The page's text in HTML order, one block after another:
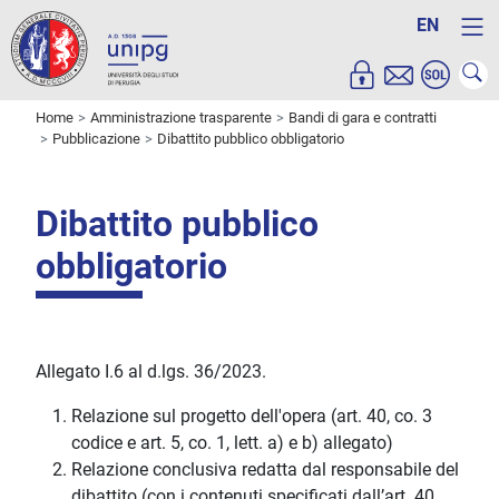
EN
Home Amministrazione trasparente
Bandi di gara e contratti
Pubblicazione
Dibattito pubblico obbligatorio
Dibattito pubblico
obbligatorio
Allegato I.6 al d.lgs. 36/2023.
Relazione sul progetto dell'opera (art. 40, co. 3
codice e art. 5, co. 1, lett. a) e b) allegato)
Relazione conclusiva redatta dal responsabile del